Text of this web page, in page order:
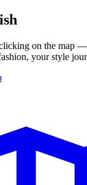
on the map
your style